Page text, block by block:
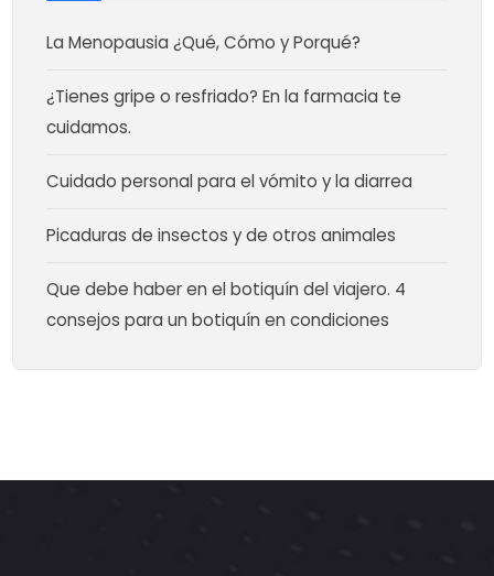
La Menopausia ¿Qué, Cómo y Porqué?
¿Tienes gripe o resfriado? En la farmacia te
cuidamos.
Cuidado personal para el vómito y la diarrea
Picaduras de insectos y de otros animales
Que debe haber en el botiquín del viajero. 4
consejos para un botiquín en condiciones